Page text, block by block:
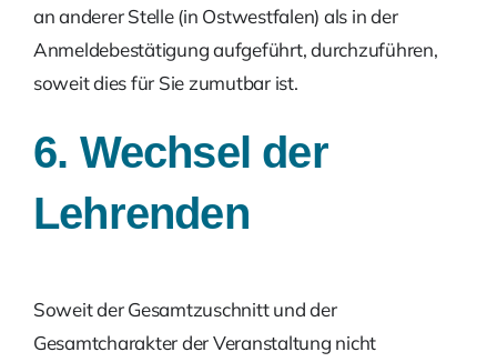
an anderer Stelle (in Ostwestfalen) als in der
Anmeldebestätigung aufgeführt, durchzuführen,
soweit dies für Sie zumutbar ist.
6. Wechsel der
Lehrenden
Soweit der Gesamtzuschnitt und der
Gesamtcharakter der Veranstaltung nicht